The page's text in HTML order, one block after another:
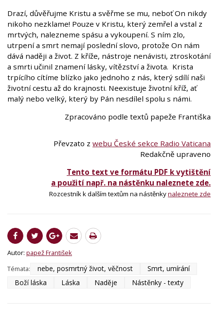
Drazí, důvěřujme Kristu a svěřme se mu, neboť On nikdy
nikoho nezklame! Pouze v Kristu, který zemřel a vstal z
mrtvých, nalezneme spásu a vykoupení. S ním zlo,
utrpení a smrt nemají poslední slovo, protože On nám
dává naději a život. Z kříže, nástroje nenávisti, ztroskotání
a smrti učinil znamení lásky, vítězství a života. Krista
trpícího cítíme blízko jako jednoho z nás, který sdílí naši
životní cestu až do krajnosti. Neexistuje životní kříž, ať
malý nebo velký, který by Pán nesdílel spolu s námi.
Zpracováno podle textů papeže Františka
Převzato z webu České sekce Radio Vaticana
Redakčně upraveno
Tento text ve formátu PDF k vytištění
a použití např. na nástěnku naleznete zde.
Rozcestník k dalším textům na nástěnkynaleznete zde
Autor: papež František
Témata:
nebe, posmrtný život, věčnost
Smrt, umírání
Boží láska
Láska Naděje Nástěnky - texty